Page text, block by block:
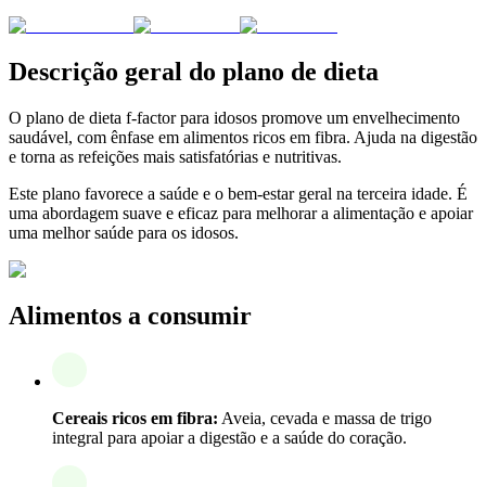
Descrição geral do plano de dieta
O plano de dieta f-factor para idosos promove um envelhecimento
saudável, com ênfase em alimentos ricos em fibra. Ajuda na digestão
e torna as refeições mais satisfatórias e nutritivas.
Este plano favorece a saúde e o bem-estar geral na terceira idade. É
uma abordagem suave e eficaz para melhorar a alimentação e apoiar
uma melhor saúde para os idosos.
Alimentos a consumir
Cereais ricos em fibra: Aveia, cevada e massa de trigo
integral para apoiar a digestão e a saúde do coração.